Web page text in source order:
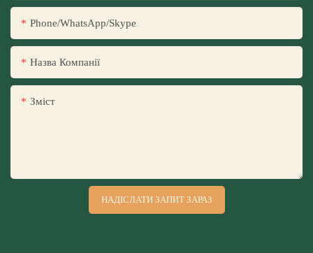
Phone/WhatsApp/Skype
Назва Компанії
Зміст
НАДІСЛАТИ ЗАПИТ ЗАРАЗ